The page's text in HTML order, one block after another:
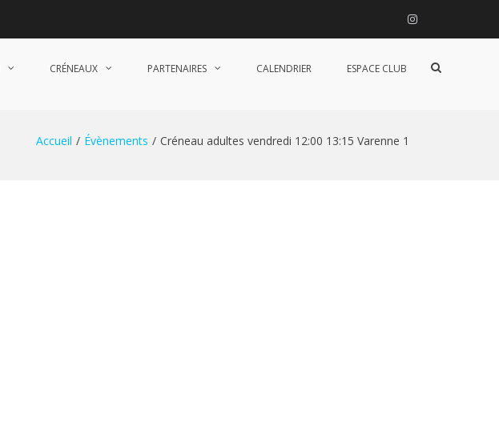
Instagram
CRÉNEAUX PARTENAIRES CALENDRIER ESPACE CLUB
Afficher
Accueil Évènements Créneau adultes vendredi 12:00 13:15 Varenne 1